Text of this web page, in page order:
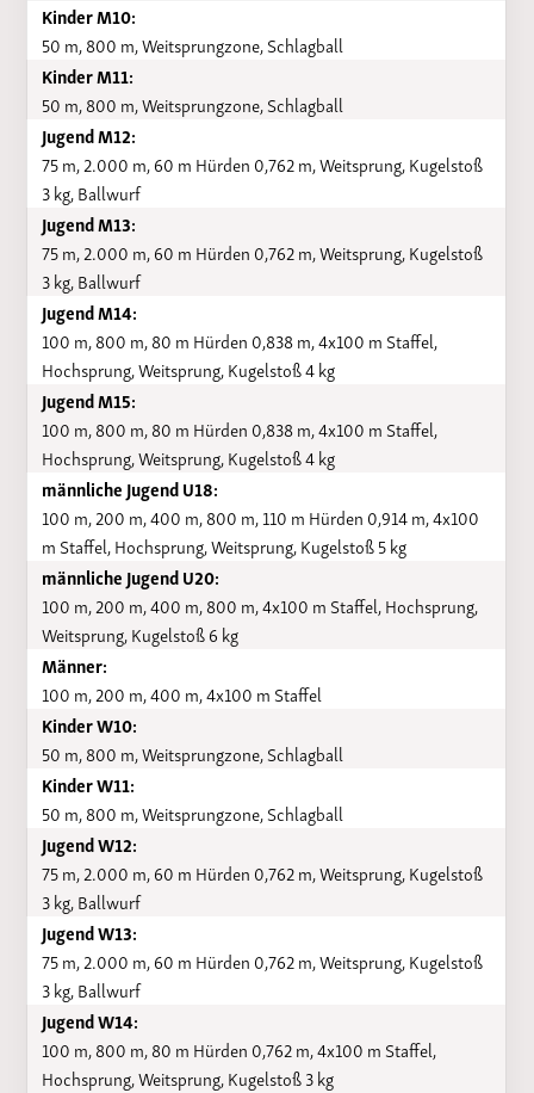
Kinder M10:
50 m, 800 m, Weitsprungzone, Schlagball
Kinder M11:
50 m, 800 m, Weitsprungzone, Schlagball
Jugend M12:
75 m, 2.000 m, 60 m Hürden 0,762 m, Weitsprung, Kugelstoß
3 kg, Ballwurf
Jugend M13:
75 m, 2.000 m, 60 m Hürden 0,762 m, Weitsprung, Kugelstoß
3 kg, Ballwurf
Jugend M14:
100 m, 800 m, 80 m Hürden 0,838 m, 4x100 m Staffel,
Hochsprung, Weitsprung, Kugelstoß 4 kg
Jugend M15:
100 m, 800 m, 80 m Hürden 0,838 m, 4x100 m Staffel,
Hochsprung, Weitsprung, Kugelstoß 4 kg
männliche Jugend U18:
100 m, 200 m, 400 m, 800 m, 110 m Hürden 0,914 m, 4x100
m Staffel, Hochsprung, Weitsprung, Kugelstoß 5 kg
männliche Jugend U20:
100 m, 200 m, 400 m, 800 m, 4x100 m Staffel, Hochsprung,
Weitsprung, Kugelstoß 6 kg
Männer:
100 m, 200 m, 400 m, 4x100 m Staffel
Kinder W10:
50 m, 800 m, Weitsprungzone, Schlagball
Kinder W11:
50 m, 800 m, Weitsprungzone, Schlagball
Jugend W12:
75 m, 2.000 m, 60 m Hürden 0,762 m, Weitsprung, Kugelstoß
3 kg, Ballwurf
Jugend W13:
75 m, 2.000 m, 60 m Hürden 0,762 m, Weitsprung, Kugelstoß
3 kg, Ballwurf
Jugend W14:
100 m, 800 m, 80 m Hürden 0,762 m, 4x100 m Staffel,
Hochsprung, Weitsprung, Kugelstoß 3 kg